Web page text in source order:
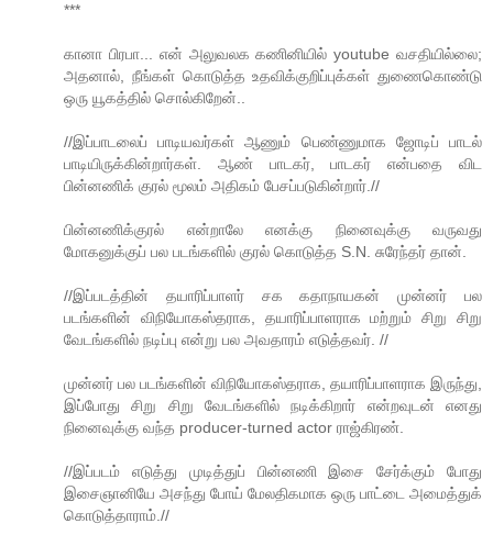
***
கானா பிரபா... என் அலுவலக கணினியில் youtube வசதியில்லை;
அதனால், நீங்கள் கொடுத்த உதவிக்குறிப்புக்கள் துணைகொண்டு
ஒரு யூகத்தில் சொல்கிறேன்..
//இப்பாடலைப் பாடியவர்கள் ஆணும் பெண்ணுமாக ஜோடிப் பாடல்
பாடியிருக்கின்றார்கள். ஆண் பாடகர், பாடகர் என்பதை விட
பின்னணிக் குரல் மூலம் அதிகம் பேசப்படுகின்றார்.//
பின்னணிக்குரல் என்றாலே எனக்கு நினைவுக்கு வருவது
மோகனுக்குப் பல படங்களில் குரல் கொடுத்த S.N. சுரேந்தர் தான்.
//இப்படத்தின் தயாரிப்பாளர் சக கதாநாயகன் முன்னர் பல
படங்களின் விநியோகஸ்தராக, தயாரிப்பாளராக மற்றும் சிறு சிறு
வேடங்களில் நடிப்பு என்று பல அவதாரம் எடுத்தவர். //
முன்னர் பல படங்களின் விநியோகஸ்தராக, தயாரிப்பாளராக இருந்து,
இப்போது சிறு சிறு வேடங்களில் நடிக்கிறார் என்றவுடன் எனது
நினைவுக்கு வந்த producer-turned actor ராஜ்கிரண்.
//இப்படம் எடுத்து முடித்துப் பின்னணி இசை சேர்க்கும் போது
இசைஞானியே அசந்து போய் மேலதிகமாக ஒரு பாட்டை அமைத்துக்
கொடுத்தாராம்.//